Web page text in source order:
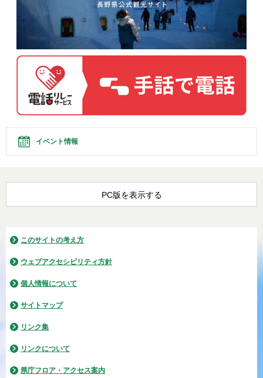
イベント情報
PC版を表示する
このサイトの考え方
ウェブアクセシビリティ方針
個人情報について
サイトマップ
リンク集
リンクについて
県庁フロア・アクセス案内